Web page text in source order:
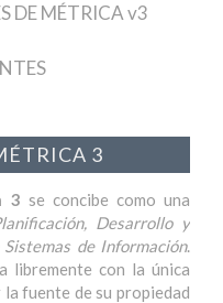
DE MÉTRICA v3
3
3 se concibe como una
Desarrollo y
de Información.
libremente con la única
fuente de su propiedad